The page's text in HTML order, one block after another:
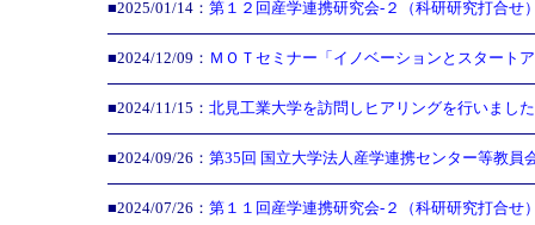
■2025/01/14： 第１２回産学連携研究会-２（科研研究打合せ
■2024/12/09： ＭＯＴセミナー「イノベーションとスタート
■2024/11/15： 北見工業大学を訪問しヒアリングを行いました
■2024/09/26： 第35回 国立大学法人産学連携センター等教員
■2024/07/26： 第１１回産学連携研究会-２（科研研究打合せ